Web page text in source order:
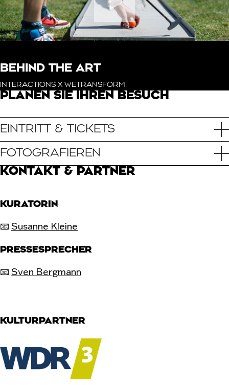
BEHIND THE ART
INTERACTIONS X WETRANSFORM
PLANEN SIE IHREN BESUCH
EINTRITT & TICKETS
FOTOGRAFIEREN
KONTAKT & PARTNER
KURATORIN
📧 Susanne Kleine
PRESSESPRECHER
📧 Sven Bergmann
KULTURPARTNER